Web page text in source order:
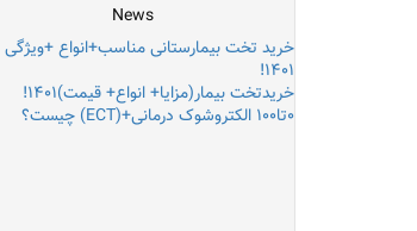
News
خرید تخت بیمارستانی مناسب+انواع +ویژگی
۱۴۰۱!
خریدتخت بیمار(مزایا+ انواع+ قیمت)۱۴۰۱!
۰تا۱۰۰ الکتروشوک درمانی+(ECT) چیست؟